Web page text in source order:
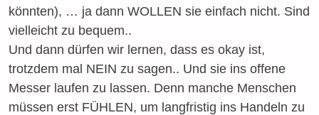
könnten), … ja dann WOLLEN sie einfach nicht. Sind
vielleicht zu bequem..
Und dann dürfen wir lernen, dass es okay ist,
trotzdem mal NEIN zu sagen.. Und sie ins offene
Messer laufen zu lassen. Denn manche Menschen
müssen erst FÜHLEN, um langfristig ins Handeln zu